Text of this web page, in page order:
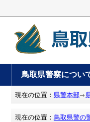
鳥取県警察につい
現在の位置： 県警本部
現在の位置： 鳥取県警の